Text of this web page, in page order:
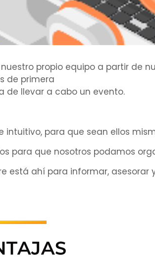
propio equipo a partir de
de primera
de llevar a cabo un evento.
para que sean ellos
para que nosotros podamos
está ahí para informar, asesorar